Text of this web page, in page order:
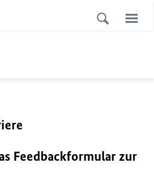
Feedbackformular zur